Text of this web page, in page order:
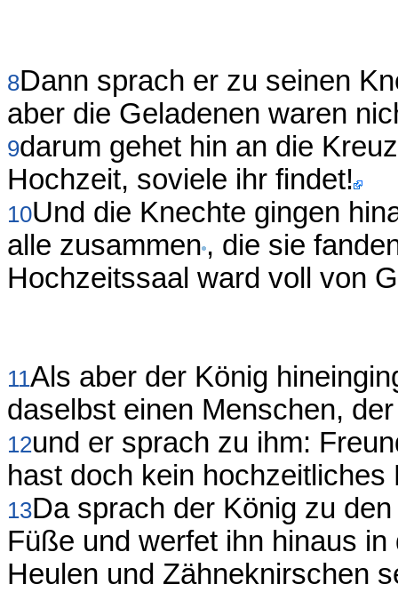
8Dann sprach er zu seinen
aber die Geladenen waren
9darum gehet hin an die
Hochzeit, soviele ihr findet!
10Und die Knechte gingen
alle zusammen , die sie
Hochzeitssaal ward voll von
11Als aber der König
daselbst einen Menschen,
12und er sprach zu ihm:
hast doch kein
13Da sprach der König zu
Füße und werfet ihn hinaus
Heulen und Zähneknirschen